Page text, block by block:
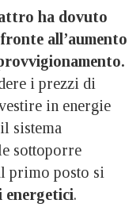
ha dovuto
all’aumento
i prezzi di
in energie
sistema
sottoporre
primo posto si
energetici.